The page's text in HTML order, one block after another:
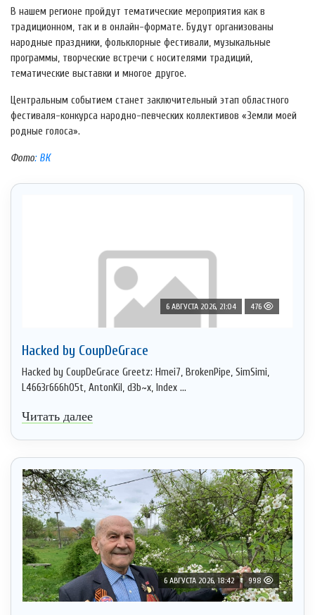
В нашем регионе пройдут тематические мероприятия как в
традиционном, так и в онлайн-формате. Будут организованы
народные праздники, фольклорные фестивали, музыкальные
программы, творческие встречи с носителями традиций,
тематические выставки и многое другое.
Центральным событием станет заключительный этап областного
фестиваля-конкурса народно-певческих коллективов «Земли моей
родные голоса».
Фото: ВК
6 АВГУСТА 2026, 21:04 476
Hacked by CoupDeGrace
Hacked by CoupDeGrace Greetz: Hmei7, BrokenPipe, SimSimi,
L4663r666h05t, AntonKil, d3b~x, Index ...
Читать далее
6 АВГУСТА 2026, 18:42 998